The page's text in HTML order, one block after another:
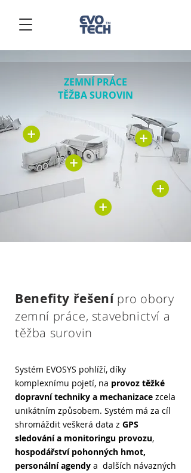
ZEMNÍ PRÁCE
TĚŽBA SUROVIN
Benefity řešení pro obory
zemní práce, stavebnictví a
těžba surovin
Systém EVOSYS pohlíží, díky
komplexnímu pojetí, na provoz těžké
dopravní techniky a mechanizace zcela
unikátním způsobem. Systém má za cíl
shromáždit veškerá data z GPS
sledování a monitoringu provozu,
hospodářství pohonných hmot,
personální agendy a dalších návazných